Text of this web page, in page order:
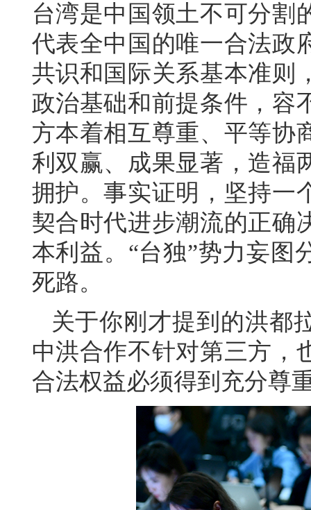
台湾是中国领土不可分割
代表全中国的唯一合法政
共识和国际关系基本准则
政治基础和前提条件，容
方本着相互尊重、平等协
利双赢、成果显著，造福
拥护。事实证明，坚持一
契合时代进步潮流的正确
本利益。“台独”势力妄图
死路。
关于你刚才提到的洪都
中洪合作不针对第三方，
合法权益必须得到充分尊